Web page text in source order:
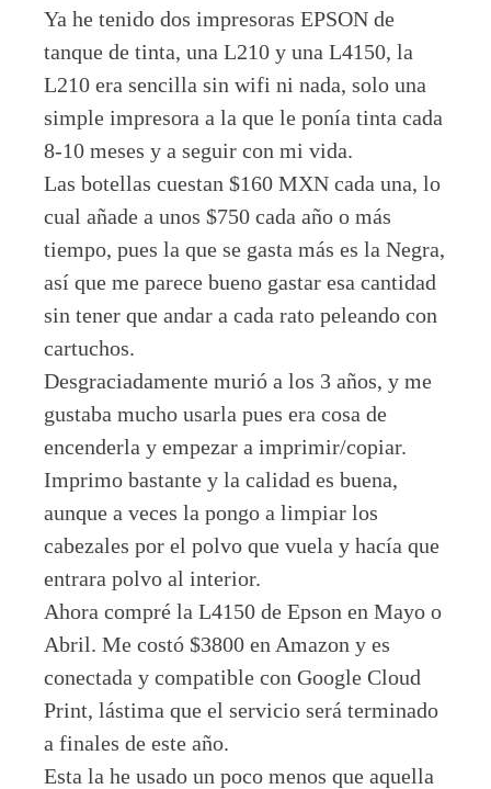
Ya he tenido dos impresoras EPSON de
tanque de tinta, una L210 y una L4150, la
L210 era sencilla sin wifi ni nada, solo una
simple impresora a la que le ponía tinta cada
8-10 meses y a seguir con mi vida.
Las botellas cuestan $160 MXN cada una, lo
cual añade a unos $750 cada año o más
tiempo, pues la que se gasta más es la Negra,
así que me parece bueno gastar esa cantidad
sin tener que andar a cada rato peleando con
cartuchos.
Desgraciadamente murió a los 3 años, y me
gustaba mucho usarla pues era cosa de
encenderla y empezar a imprimir/copiar.
Imprimo bastante y la calidad es buena,
aunque a veces la pongo a limpiar los
cabezales por el polvo que vuela y hacía que
entrara polvo al interior.
Ahora compré la L4150 de Epson en Mayo o
Abril. Me costó $3800 en Amazon y es
conectada y compatible con Google Cloud
Print, lástima que el servicio será terminado
a finales de este año.
Esta la he usado un poco menos que aquella